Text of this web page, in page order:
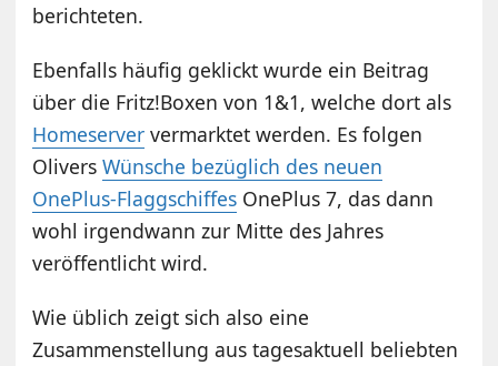
berichteten.
Ebenfalls häufig geklickt wurde ein Beitrag
über die Fritz!Boxen von 1&1, welche dort als
Homeserver vermarktet werden. Es folgen
OliversWünsche bezüglich des neuen
OnePlus-Flaggschiffes OnePlus 7, das dann
wohl irgendwann zur Mitte des Jahres
veröffentlicht wird.
Wie üblich zeigt sich also eine
Zusammenstellung aus tagesaktuell beliebten